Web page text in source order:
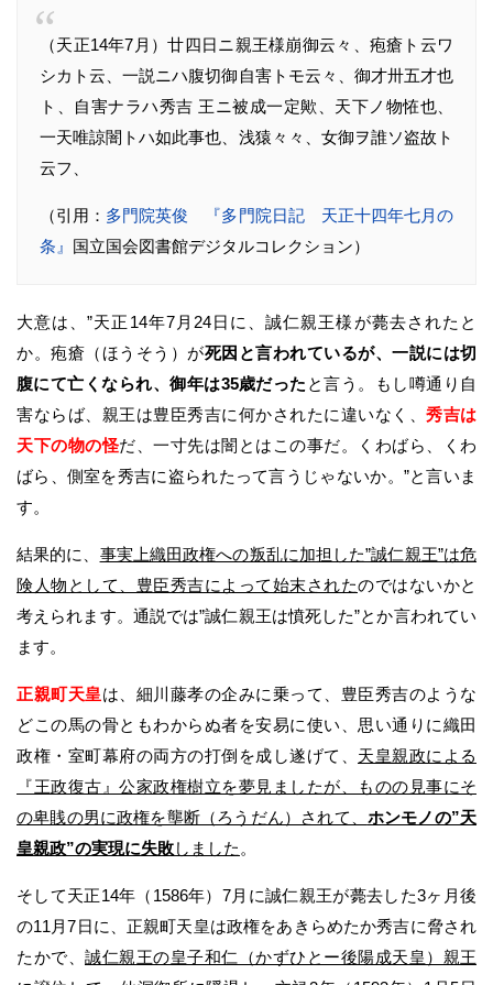
（天正14年7月）廿四日ニ親王様崩御云々、疱瘡ト云ワ
シカト云、一説ニハ腹切御自害トモ云々、御才卅五才也
ト、自害ナラハ秀吉 王ニ被成一定歟、天下ノ物恠也、
一天唯諒闇トハ如此事也、浅猿々々、女御ヲ誰ソ盗故ト
云フ、
（引用： 多門院英俊 『多門院日記 天正十四年七月の
条』 国立国会図書館デジタルコレクション）
大意は、”天正14年7月24日に、誠仁親王様が薨去されたと
か。疱瘡（ほうそう）が死因と言われているが、一説には切
腹にて亡くなられ、御年は35歳だった と言う。もし噂通り自
害ならば、親王は豊臣秀吉に何かされたに違いなく、 秀吉は
天下の物の怪だ、一寸先は闇とはこの事だ。くわばら、くわ
ばら、側室を秀吉に盗られたって言うじゃないか。”と言いま
す。
結果的に、 事実上織田政権への叛乱に加担した”誠仁親王”は危
険人物として、豊臣秀吉によって始末されたのではないかと
考えられます。通説では”誠仁親王は憤死した”とか言われてい
ます。
正親町天皇は、細川藤孝の企みに乗って、豊臣秀吉のような
どこの馬の骨ともわからぬ者を安易に使い、思い通りに織田
政権・室町幕府の両方の打倒を成し遂げて、 天皇親政による
『王政復古』公家政権樹立を夢見ましたが、ものの見事にそ
の卑賎の男に政権を壟断（ろうだん）されて、 ホンモノの”天
皇親政”の実現に失敗しました 。
そして天正14年（1586年）7月に誠仁親王が薨去した3ヶ月後
の11月7日に、正親町天皇は政権をあきらめたか秀吉に脅され
たかで、 誠仁親王の皇子和仁（かずひとー後陽成天皇）親王